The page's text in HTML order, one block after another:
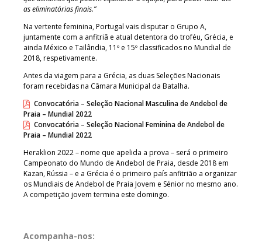
as eliminatórias finais.”
Na vertente feminina, Portugal vais disputar o Grupo A,
juntamente com a anfitriã e atual detentora do troféu, Grécia, e
ainda México e Tailândia, 11º e 15º classificados no Mundial de
2018, respetivamente.
Antes da viagem para a Grécia, as duas Seleções Nacionais
foram recebidas na Câmara Municipal da Batalha.
Convocatória – Seleção Nacional Masculina de Andebol de
Praia – Mundial 2022
Convocatória – Seleção Nacional Feminina de Andebol de
Praia – Mundial 2022
Heraklion 2022 – nome que apelida a prova – será o primeiro
Campeonato do Mundo de Andebol de Praia, desde 2018 em
Kazan, Rússia – e a Grécia é o primeiro país anfitrião a organizar
os Mundiais de Andebol de Praia Jovem e Sénior no mesmo ano.
A competição jovem termina este domingo.
Acompanha-nos: